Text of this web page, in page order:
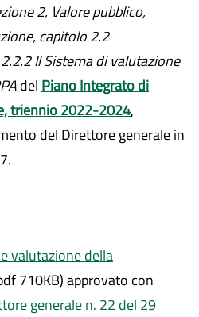
2, Valore pubblico,
capitolo 2.2
Il Sistema di valutazione
del Piano Integrato di
triennio 2022-2024,
del Direttore generale in
valutazione della
710KB) approvato con
generale n. 22 del 29